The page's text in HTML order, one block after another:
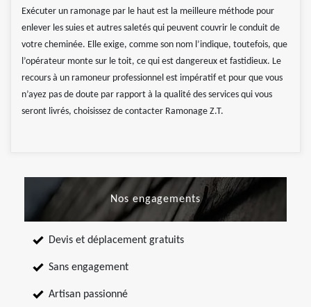
Exécuter un ramonage par le haut est la meilleure méthode pour
enlever les suies et autres saletés qui peuvent couvrir le conduit de
votre cheminée. Elle exige, comme son nom l’indique, toutefois, que
l’opérateur monte sur le toit, ce qui est dangereux et fastidieux. Le
recours à un ramoneur professionnel est impératif et pour que vous
n’ayez pas de doute par rapport à la qualité des services qui vous
seront livrés, choisissez de contacter Ramonage Z.T.
Nos engagements
Devis et déplacement gratuits
Sans engagement
Artisan passionné